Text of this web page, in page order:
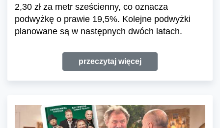
2,30 zł za metr sześcienny, co oznacza
podwyżkę o prawie 19,5%. Kolejne podwyżki
planowane są w następnych dwóch latach.
przeczytaj więcej